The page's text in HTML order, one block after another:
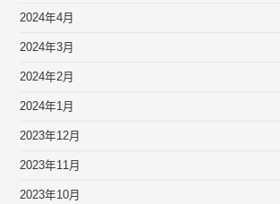
2024年4月
2024年3月
2024年2月
2024年1月
2023年12月
2023年11月
2023年10月